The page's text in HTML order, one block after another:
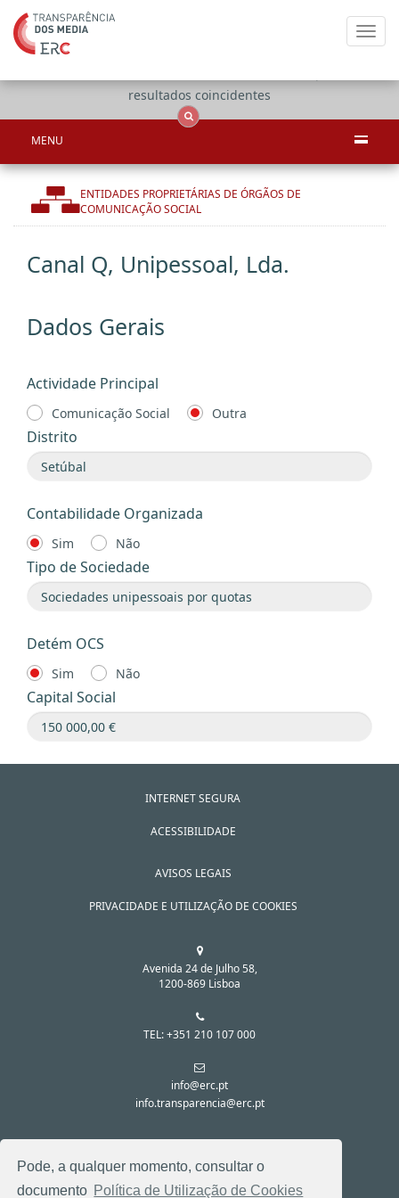
Pode, a qualquer momento, consultar o
documento Política de Utilização de Cookies
resultados coincidentes
MENU
ENTIDADES PROPRIETÁRIAS DE ÓRGÃOS DE
COMUNICAÇÃO SOCIAL
Canal Q, Unipessoal, Lda.
Dados Gerais
Actividade Principal
Comunicação Social Outra
Distrito
Contabilidade Organizada
Sim Não
Tipo de Sociedade
Detém OCS
Sim Não
Capital Social
INTERNET SEGURA
ACESSIBILIDADE
AVISOS LEGAIS
PRIVACIDADE E UTILIZAÇÃO DE COOKIES
Avenida 24 de Julho 58,
1200-869 Lisboa
TEL: +351 210 107 000
info@erc.pt
info.transparencia@erc.pt